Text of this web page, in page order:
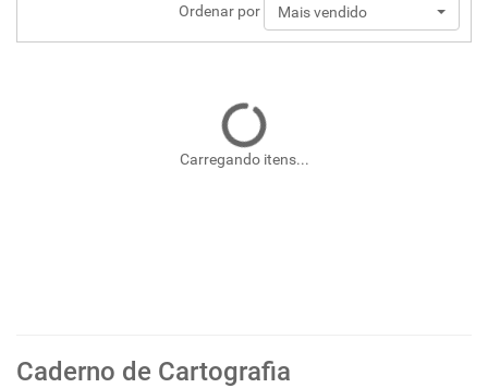
Ordenar por Mais vendido
Carregando itens...
Caderno de Cartografia